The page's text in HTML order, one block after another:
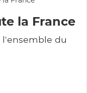
la France
l'ensemble du